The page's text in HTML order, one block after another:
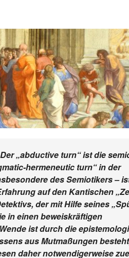
„abductive turn“ ist die
hermeneutic turn“ in der
des Semiotikers –
auf den Kantischen
der mit Hilfe seines
in einen beweiskräftigen
ist durch die
aus Mutmaßungen
daher notwendigerweise